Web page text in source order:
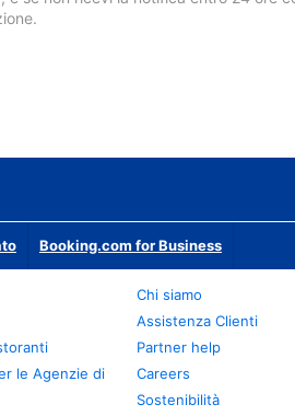
Booking.com for Business
le Agenzie di
Chi siamo
Assistenza Clienti
Partner help
Careers
Sostenibilità